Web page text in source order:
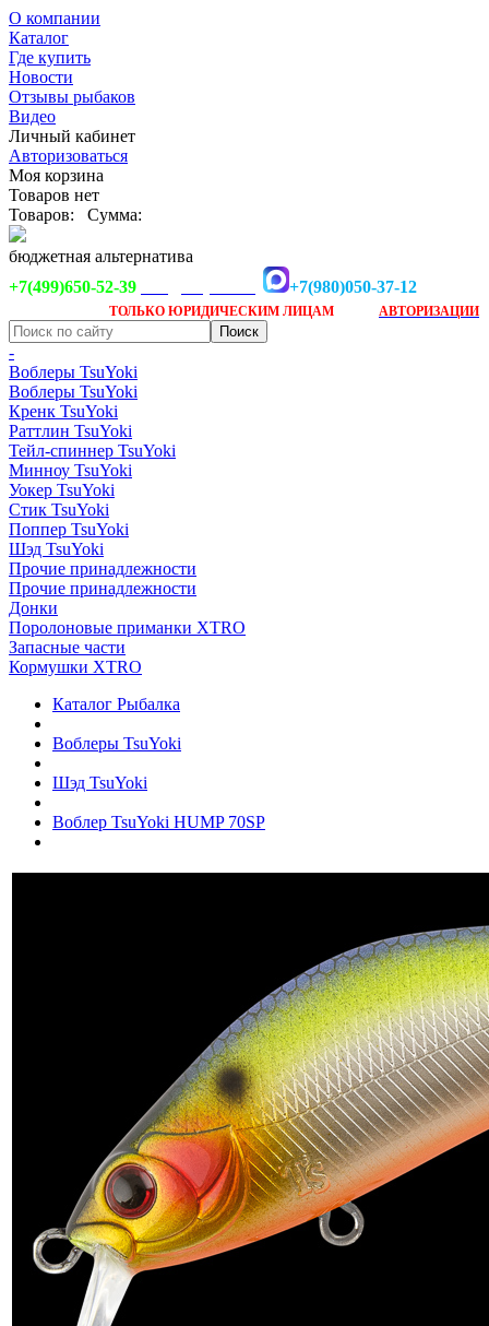
О компании
Каталог
Где купить
Новости
Отзывы рыбаков
Видео
Личный кабинет
Авторизоваться
Моя корзина
Товаров нет
Товаров:
Сумма:
бюджетная альтернатива
+7(499)650-52-39
+7(980)050-37-12
ТОЛЬКО ЮРИДИЧЕСКИМ ЛИЦАМ АВТОРИЗАЦИИ
-
Воблеры TsuYoki
Воблеры TsuYoki
Кренк TsuYoki
Раттлин TsuYoki
Тейл-спиннер TsuYoki
Минноу TsuYoki
Уокер TsuYoki
Стик TsuYoki
Поппер TsuYoki
Шэд TsuYoki
Прочие принадлежности
Прочие принадлежности
Донки
Поролоновые приманки XTRO
Запасные части
Кормушки XTRO
Каталог Рыбалка
Воблеры TsuYoki
Шэд TsuYoki
Воблер TsuYoki HUMP 70SP